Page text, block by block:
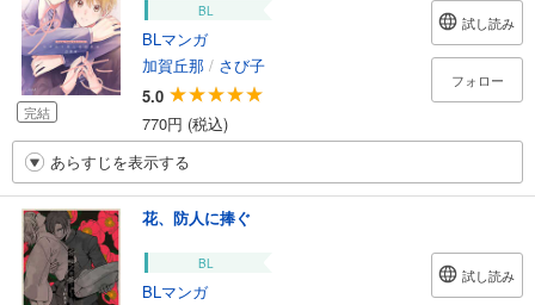
完結
BL
BLマンガ
加賀丘那 / さび子
5.0
770円 (税込)
試し読み
フォロー
あらすじを表示する
花、防人に捧ぐ
BL
BLマンガ
試し読み